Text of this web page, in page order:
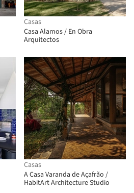
Casas
Casa Alamos / En Obra
Arquitectos
Casas
A Casa Varanda de Açafrão /
HabitArt Architecture Studio